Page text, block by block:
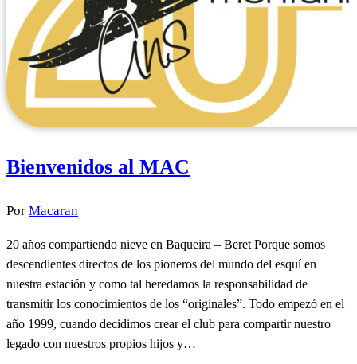
Bienvenidos al MAC
Por Macaran
20 años compartiendo nieve en Baqueira – Beret Porque somos
descendientes directos de los pioneros del mundo del esquí en
nuestra estación y como tal heredamos la responsabilidad de
transmitir los conocimientos de los “originales”. Todo empezó en el
año 1999, cuando decidimos crear el club para compartir nuestro
legado con nuestros propios hijos y…